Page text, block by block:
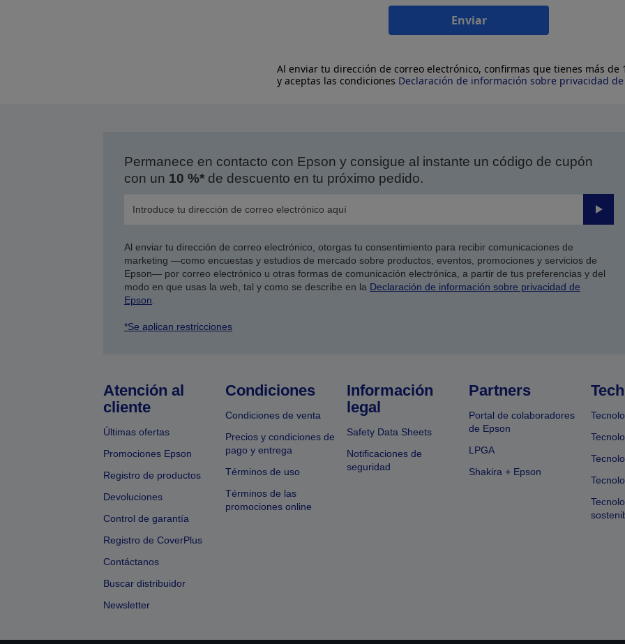
Enviar
Al enviar tu dirección de correo electrónico, confirmas que tienes más de
y aceptas las condiciones Declaración de información sobre privacidad de
Permanece en contacto con Epson y consigue al instante un código de cupón
con un 10 %*de descuento en tu próximo pedido.
Enviar
Al enviar tu dirección de correo electrónico, otorgas tu consentimiento para recibir comunicaciones de
marketing —como encuestas y estudios de mercado sobre productos, eventos, promociones y servicios de
Epson— por correo electrónico u otras formas de comunicación electrónica, a partir de tus preferencias y del
modo en que usas la web, tal y como se describe en la Declaración de información sobre privacidad de
Epson
*Se aplican restricciones
Atención al
cliente
Últimas ofertas
Promociones Epson
Registro de productos
Devoluciones
Control de garantía
Registro de CoverPlus
Contáctanos
Buscar distribuidor
Newsletter
Condiciones
Condiciones de venta
Precios y condiciones de
pago y entrega
Términos de uso
Términos de las
promociones online
Información
legal
Safety Data Sheets
Notificaciones de
seguridad
Partners
Portal de colaboradores
de Epson
LPGA
Shakira + Epson